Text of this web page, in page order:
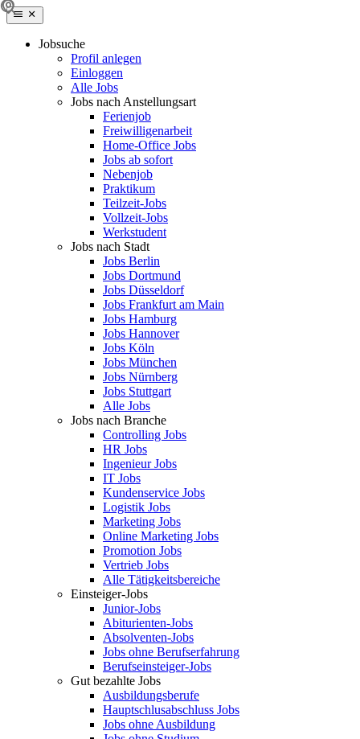
Jobsuche
Profil anlegen
Einloggen
Alle Jobs
Jobs nach Anstellungsart
Ferienjob
Freiwilligenarbeit
Home-Office Jobs
Jobs ab sofort
Nebenjob
Praktikum
Teilzeit-Jobs
Vollzeit-Jobs
Werkstudent
Jobs nach Stadt
Jobs Berlin
Jobs Dortmund
Jobs Düsseldorf
Jobs Frankfurt am Main
Jobs Hamburg
Jobs Hannover
Jobs Köln
Jobs München
Jobs Nürnberg
Jobs Stuttgart
Alle Jobs
Jobs nach Branche
Controlling Jobs
HR Jobs
Ingenieur Jobs
IT Jobs
Kundenservice Jobs
Logistik Jobs
Marketing Jobs
Online Marketing Jobs
Promotion Jobs
Vertrieb Jobs
Alle Tätigkeitsbereiche
Einsteiger-Jobs
Junior-Jobs
Abiturienten-Jobs
Absolventen-Jobs
Jobs ohne Berufserfahrung
Berufseinsteiger-Jobs
Gut bezahlte Jobs
Ausbildungsberufe
Hauptschlusabschluss Jobs
Jobs ohne Ausbildung